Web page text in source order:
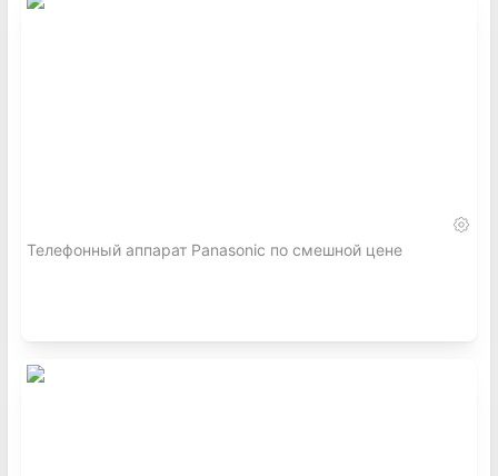
Телефонный аппарат Panasonic по смешной цене